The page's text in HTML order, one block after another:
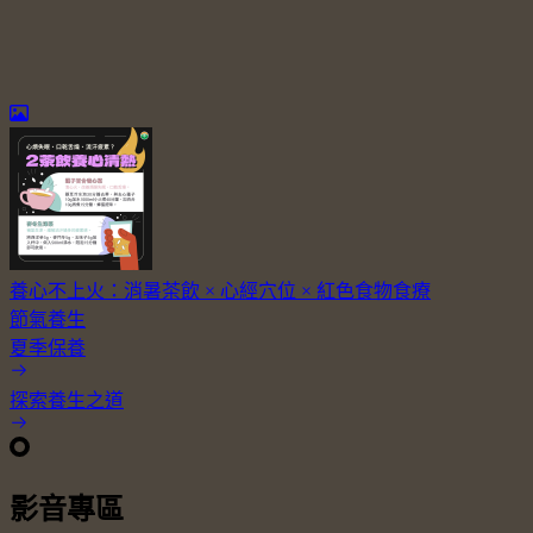
養心不上火：消暑茶飲 × 心經穴位 × 紅色食物食療
節氣養生
夏季保養
探索養生之道
影音專區